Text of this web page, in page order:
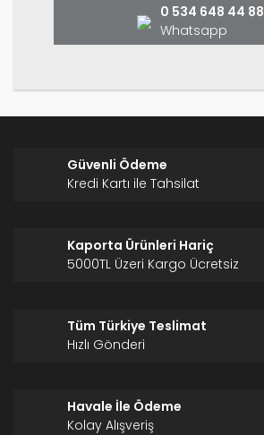
0 534 648 44 88
Whatsapp
Güvenli Ödeme
Kredi Kartı ile Tahsilat
Kaporta Ürünleri Hariç
5000TL Üzeri Kargo Ücretsiz
Tüm Türkiye Teslimat
Hızlı Gönderi
Havale İle Ödeme
Kolay Alışveriş